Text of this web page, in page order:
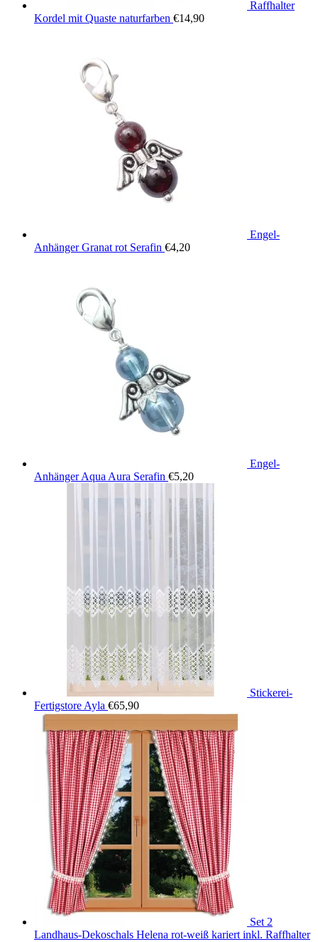
Raffhalter
Kordel mit Quaste naturfarben €14,90
Engel-
Anhänger Granat rot Serafin €4,20
Engel-
Anhänger Aqua Aura Serafin €5,20
Stickerei-
Fertigstore Ayla €65,90
Set 2
Landhaus-Dekoschals Helena rot-weiß kariert inkl. Raffhalter